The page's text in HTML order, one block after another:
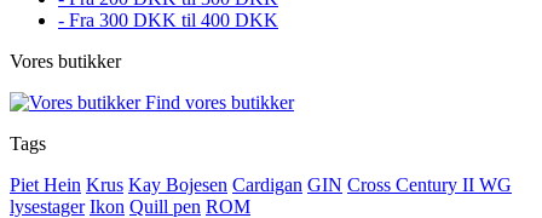
- Fra 300 DKK til 400 DKK
Vores butikker
Find vores butikker
Tags
Piet Hein Krus Kay Bojesen Cardigan GIN Cross Century II WG
lysestager Ikon Quill pen ROM